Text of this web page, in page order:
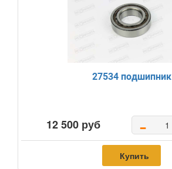
27534 подшипник
12 500 руб -
Купить